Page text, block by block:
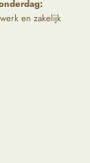
en zakelijk